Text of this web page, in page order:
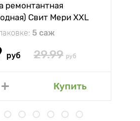
ремонтантная
Свит Мери XXL
5 саж
руб 29.99 руб
Купить